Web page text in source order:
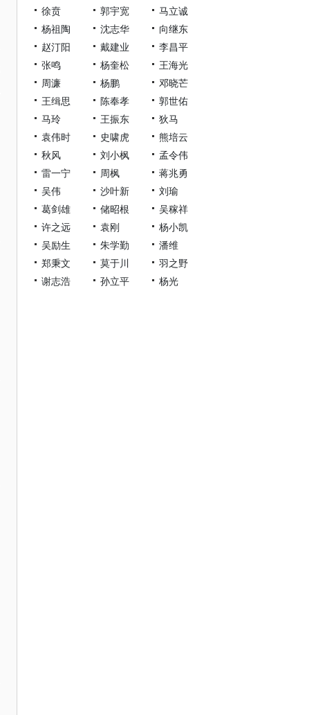
徐贲
郭宇宽
马立诚
杨祖陶
沈志华
向继东
赵汀阳
戴建业
李昌平
张鸣
杨奎松
王海光
周濂
杨鹏
邓晓芒
王缉思
陈奉孝
郭世佑
马玲
王振东
狄马
袁伟时
史啸虎
熊培云
秋风
刘小枫
孟令伟
雷一宁
周枫
蒋兆勇
吴伟
沙叶新
刘瑜
葛剑雄
储昭根
吴稼祥
许之远
袁刚
杨小凯
吴励生
朱学勤
潘维
郑秉文
莫于川
羽之野
谢志浩
孙立平 杨光